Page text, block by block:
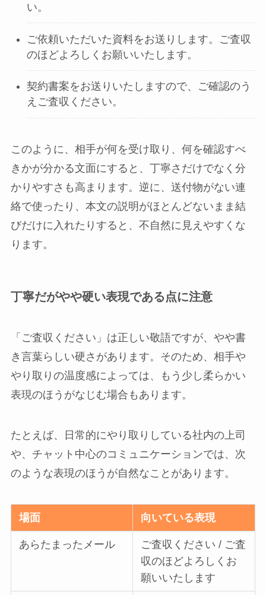
い。
ご依頼いただいた資料をお送りします。ご査収
のほどよろしくお願いいたします。
契約書案をお送りいたしますので、ご確認のう
えご査収ください。
このように、相手が何を受け取り、何を確認すべ
きかが分かる文面にすると、丁寧さだけでなく分
かりやすさも高まります。逆に、送付物がない連
絡で使ったり、本文の説明がほとんどないまま結
びだけに入れたりすると、不自然に見えやすくな
ります。
丁寧だがやや硬い表現である点に注意
「ご査収ください」は正しい敬語ですが、やや書
き言葉らしい硬さがあります。そのため、相手や
やり取りの温度感によっては、もう少し柔らかい
表現のほうがなじむ場合もあります。
たとえば、日常的にやり取りしている社内の上司
や、チャット中心のコミュニケーションでは、次
のような表現のほうが自然なことがあります。
場面 向いている表現
あらたまったメール
ご査収ください / ご査
収のほどよろしくお
願いいたします